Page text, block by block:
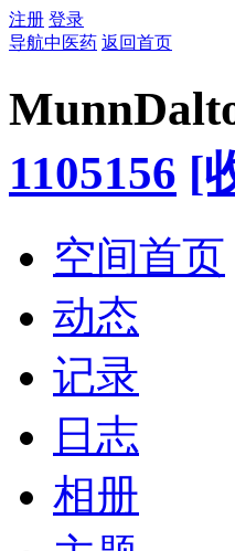
注册 登录
导航中医药 返回首页
1105156 [
空间首页
动态
记录
日志
相册